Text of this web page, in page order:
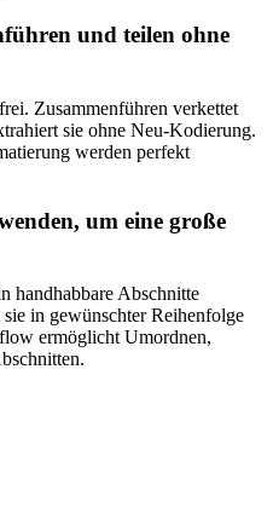
und teilen ohne
Zusammenführen verkettet
sie ohne Neu-Kodierung.
werden perfekt
um eine große
handhabbare Abschnitte
in gewünschter Reihenfolge
ermöglicht Umordnen,